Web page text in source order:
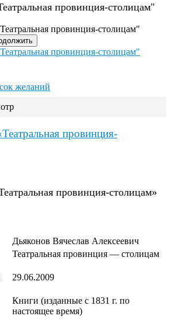
провинция-столицам"
желаний
провинция-
провинция-столицам»
Дьяконов Вячеслав Алексеевич
Театральная провинция — столицам
29.06.2009
Книги (изданные с 1831 г. по
настоящее время)